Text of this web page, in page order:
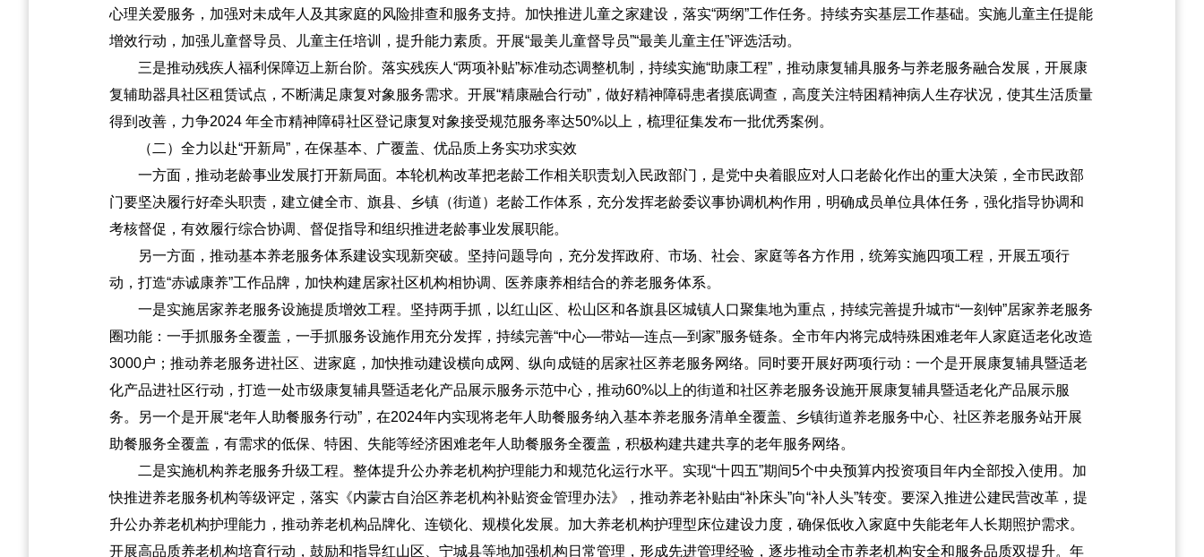
心理关爱服务，加强对未成年人及其家庭的风险排查和服务支持。加快推进儿童之家建设，落实“两纲”工作任务。持续夯实基层工作基础。实施儿童主任提能
增效行动，加强儿童督导员、儿童主任培训，提升能力素质。开展“最美儿童督导员”“最美儿童主任”评选活动。
三是推动残疾人福利保障迈上新台阶。落实残疾人“两项补贴”标准动态调整机制，持续实施“助康工程”，推动康复辅具服务与养老服务融合发展，开展康
复辅助器具社区租赁试点，不断满足康复对象服务需求。开展“精康融合行动”，做好精神障碍患者摸底调查，高度关注特困精神病人生存状况，使其生活质量
得到改善，力争2024 年全市精神障碍社区登记康复对象接受规范服务率达50%以上，梳理征集发布一批优秀案例。
（二）全力以赴“开新局”，在保基本、广覆盖、优品质上务实功求实效
一方面，推动老龄事业发展打开新局面。本轮机构改革把老龄工作相关职责划入民政部门，是党中央着眼应对人口老龄化作出的重大决策，全市民政部
门要坚决履行好牵头职责，建立健全市、旗县、乡镇（街道）老龄工作体系，充分发挥老龄委议事协调机构作用，明确成员单位具体任务，强化指导协调和
考核督促，有效履行综合协调、督促指导和组织推进老龄事业发展职能。
另一方面，推动基本养老服务体系建设实现新突破。坚持问题导向，充分发挥政府、市场、社会、家庭等各方作用，统筹实施四项工程，开展五项行
动，打造“赤诚康养”工作品牌，加快构建居家社区机构相协调、医养康养相结合的养老服务体系。
一是实施居家养老服务设施提质增效工程。坚持两手抓，以红山区、松山区和各旗县区城镇人口聚集地为重点，持续完善提升城市“一刻钟”居家养老服务
圈功能：一手抓服务全覆盖，一手抓服务设施作用充分发挥，持续完善“中心—带站—连点—到家”服务链条。全市年内将完成特殊困难老年人家庭适老化改造
3000户；推动养老服务进社区、进家庭，加快推动建设横向成网、纵向成链的居家社区养老服务网络。同时要开展好两项行动：一个是开展康复辅具暨适老
化产品进社区行动，打造一处市级康复辅具暨适老化产品展示服务示范中心，推动60%以上的街道和社区养老服务设施开展康复辅具暨适老化产品展示服
务。另一个是开展“老年人助餐服务行动”，在2024年内实现将老年人助餐服务纳入基本养老服务清单全覆盖、乡镇街道养老服务中心、社区养老服务站开展
助餐服务全覆盖，有需求的低保、特困、失能等经济困难老年人助餐服务全覆盖，积极构建共建共享的老年服务网络。
二是实施机构养老服务升级工程。整体提升公办养老机构护理能力和规范化运行水平。实现“十四五”期间5个中央预算内投资项目年内全部投入使用。加
快推进养老服务机构等级评定，落实《内蒙古自治区养老机构补贴资金管理办法》，推动养老补贴由“补床头”向“补人头”转变。要深入推进公建民营改革，提
升公办养老机构护理能力，推动养老机构品牌化、连锁化、规模化发展。加大养老机构护理型床位建设力度，确保低收入家庭中失能老年人长期照护需求。
开展高品质养老机构培育行动，鼓励和指导红山区、宁城县等地加强机构日常管理，形成先进管理经验，逐步推动全市养老机构安全和服务品质双提升。年